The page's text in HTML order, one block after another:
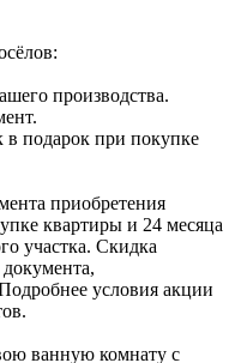
производства.
подарок при покупке
приобретения
квартиры и 24 месяца
участка. Скидка
условия акции
ванную комнату с